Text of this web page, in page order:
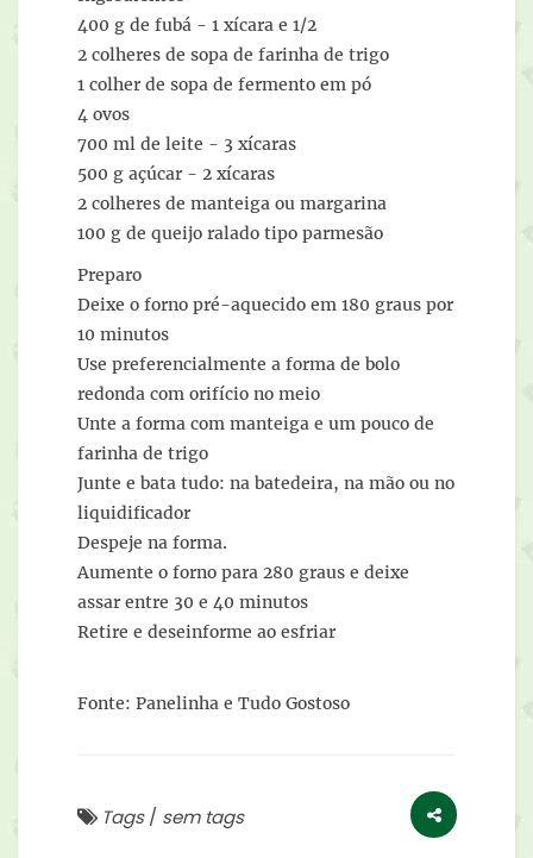
400 g de fubá - 1 xícara e 1/2
2 colheres de sopa de farinha de trigo
1 colher de sopa de fermento em pó
4 ovos
700 ml de leite - 3 xícaras
500 g açúcar - 2 xícaras
2 colheres de manteiga ou margarina
100 g de queijo ralado tipo parmesão
Preparo
Deixe o forno pré-aquecido em 180 graus por
10 minutos
Use preferencialmente a forma de bolo
redonda com orifício no meio
Unte a forma com manteiga e um pouco de
farinha de trigo
Junte e bata tudo: na batedeira, na mão ou no
liquidificador
Despeje na forma.
Aumente o forno para 280 graus e deixe
assar entre 30 e 40 minutos
Retire e deseinforme ao esfriar
Fonte: Panelinha e Tudo Gostoso
Tags/ sem tags